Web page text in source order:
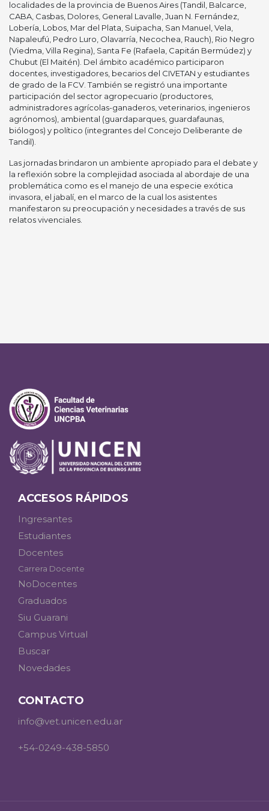
localidades de la provincia de Buenos Aires (Tandil, Balcarce,
CABA, Casbas, Dolores, General Lavalle, Juan N. Fernández,
Lobería, Lobos, Mar del Plata, Suipacha, San Manuel, Vela,
Napaleufú, Pedro Luro, Olavarría, Necochea, Rauch), Rio Negro
(Viedma, Villa Regina), Santa Fe (Rafaela, Capitán Bermúdez) y
Chubut (El Maitén). Del ámbito académico participaron
docentes, investigadores, becarios del CIVETAN y estudiantes
de grado de la FCV. También se registró una importante
participación del sector agropecuario (productores,
administradores agrícolas-ganaderos, veterinarios, ingenieros
agrónomos), ambiental (guardaparques, guardafaunas,
biólogos) y político (integrantes del Concejo Deliberante de
Tandil).
Las jornadas brindaron un ambiente apropiado para el debate y
la reflexión sobre la complejidad asociada al abordaje de una
problemática como es el manejo de una especie exótica
invasora, el jabalí, en el marco de la cual los asistentes
manifestaron su preocupación y necesidades a través de sus
relatos vivenciales.
ACCESOS RÁPIDOS
Ingresantes
Estudiantes
Docentes
Carrera Docente
NoDocentes
Graduados
Siu Guarani
Campus Virtual
Buscar
Novedades
CONTACTO
info@vet.unicen.edu.ar
+54-0249-438-5850